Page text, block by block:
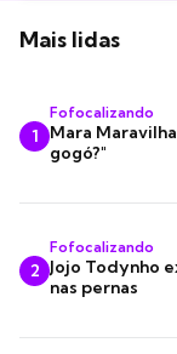
Mais lidas
1
Fofocalizando
Mara
gogó?"
2
Fofocalizando
Jojo Todynho
nas pernas